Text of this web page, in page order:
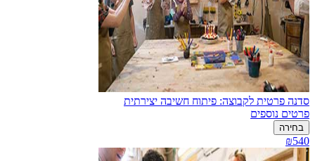
סדנה פרטית לקבוצה: פיתוח חשיבה יצירתית
פרטים נוספים
בחירה
₪540